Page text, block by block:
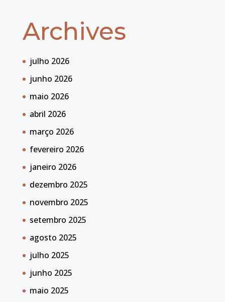
Archives
julho 2026
junho 2026
maio 2026
abril 2026
março 2026
fevereiro 2026
janeiro 2026
dezembro 2025
novembro 2025
setembro 2025
agosto 2025
julho 2025
junho 2025
maio 2025